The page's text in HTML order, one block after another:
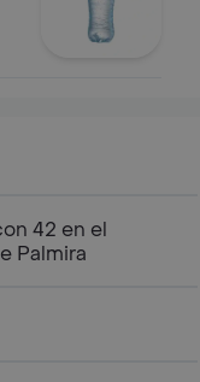
42 en el
Palmira